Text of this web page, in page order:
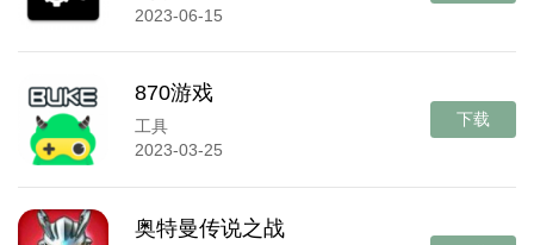
2023-06-15
870游戏
工具
2023-03-25
下载
奥特曼传说之战